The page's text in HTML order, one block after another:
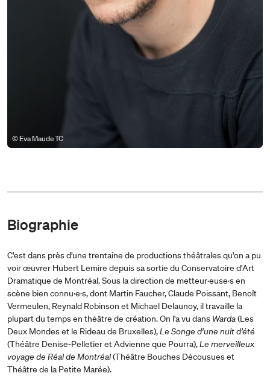
© Eva Maude TC
Biographie
C'est dans près d’une trentaine de productions théâtrales qu'on a pu
voir œuvrer Hubert Lemire depuis sa sortie du Conservatoire d'Art
Dramatique de Montréal. Sous la direction de metteur·euse·s en
scène bien connu·e·s, dont Martin Faucher, Claude Poissant, Benoît
Vermeulen, Reynald Robinson et Michael Delaunoy, il travaille la
plupart du temps en théâtre de création. On l'a vu dans Warda(Les
Deux Mondes et le Rideau de Bruxelles),Le Songe d’une nuit d’été
(Théâtre Denise-Pelletier et Advienne que Pourra),Le merveilleux
voyage de Réal de Montréal(Théâtre Bouches Décousues et
Théâtre de la Petite Marée).